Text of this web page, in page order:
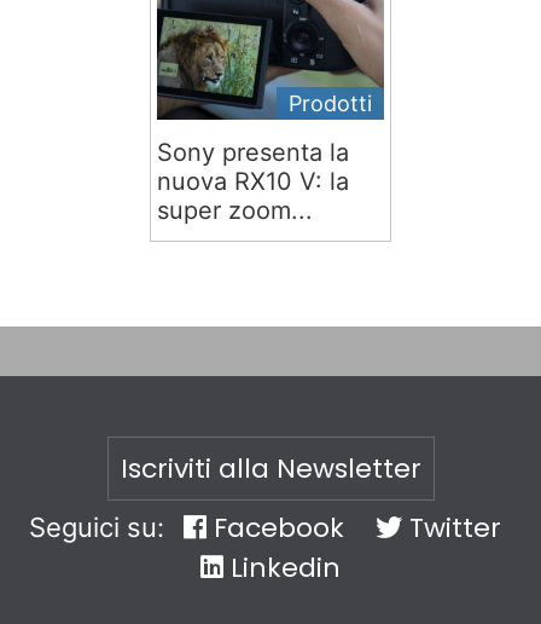
Prodotti
Sony presenta la
nuova RX10 V: la
super zoom...
Iscriviti alla Newsletter
Seguici su: Facebook
Twitter
Linkedin